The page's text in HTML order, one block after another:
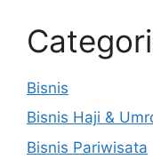
Bisnis
Bisnis Haji &
Bisnis Pariwisata